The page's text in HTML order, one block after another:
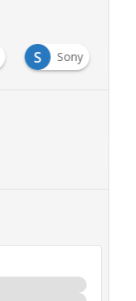
S Sony